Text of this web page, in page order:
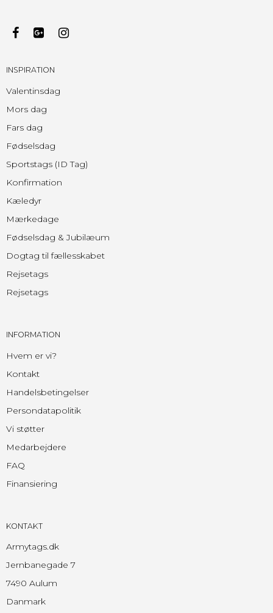
INSPIRATION
Valentinsdag
Mors dag
Fars dag
Fødselsdag
Sportstags (ID Tag)
Konfirmation
Kæledyr
Mærkedage
Fødselsdag & Jubilæum
Dogtag til fællesskabet
Rejsetags
Rejsetags
INFORMATION
Hvem er vi?
Kontakt
Handelsbetingelser
Persondatapolitik
Vi støtter
Medarbejdere
FAQ
Finansiering
KONTAKT
Armytags.dk
Jernbanegade 7
7490 Aulum
Danmark